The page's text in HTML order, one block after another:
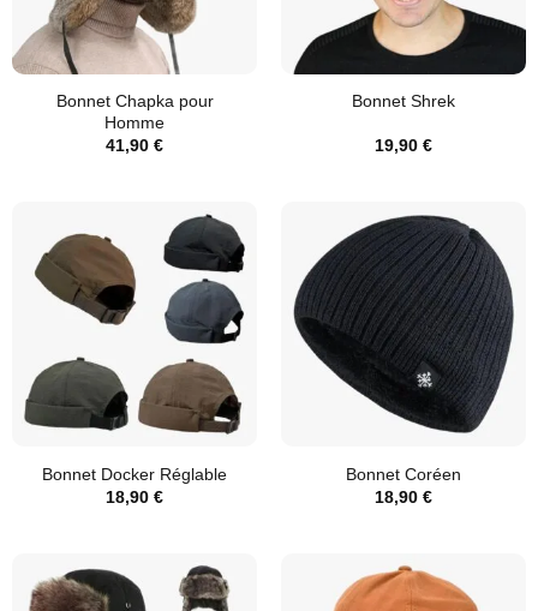
Bonnet Chapka pour
Homme
41,90 €
Bonnet Shrek
19,90 €
Bonnet Docker Réglable
18,90 €
Bonnet Coréen
18,90 €